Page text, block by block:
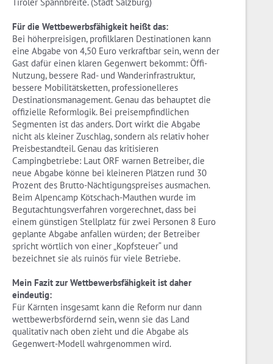
Für die Wettbewerbsfähigkeit heißt das:
Bei höherpreisigen, profilklaren Destinationen kann
eine Abgabe von 4,50 Euro verkraftbar sein, wenn der
Gast dafür einen klaren Gegenwert bekommt: Öffi-
Nutzung, bessere Rad- und Wanderinfrastruktur,
bessere Mobilitätsketten, professionelleres
Destinationsmanagement. Genau das behauptet die
offizielle Reformlogik. Bei preisempfindlichen
Segmenten ist das anders. Dort wirkt die Abgabe
nicht als kleiner Zuschlag, sondern als relativ hoher
Preisbestandteil. Genau das kritisieren
Campingbetriebe: Laut ORF warnen Betreiber, die
neue Abgabe könne bei kleineren Plätzen rund 30
Prozent des Brutto-Nächtigungspreises ausmachen.
Beim Alpencamp Kötschach-Mauthen wurde im
Begutachtungsverfahren vorgerechnet, dass bei
einem günstigen Stellplatz für zwei Personen 8 Euro
geplante Abgabe anfallen würden; der Betreiber
spricht wörtlich von einer „Kopfsteuer“ und
bezeichnet sie als ruinös für viele Betriebe.
Mein Fazit zur Wettbewerbsfähigkeit ist daher
eindeutig:
Für Kärnten insgesamt kann die Reform nur dann
wettbewerbsfördernd sein, wenn sie das Land
qualitativ nach oben zieht und die Abgabe als
Gegenwert-Modell wahrgenommen wird.